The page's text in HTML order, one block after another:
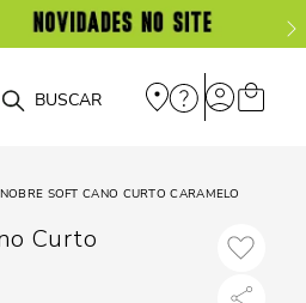
SOFT CANO CURTO CARAMELO
Curto